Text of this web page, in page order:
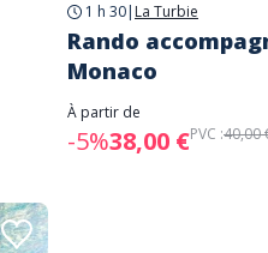
1 h 30| La Turbie
Rando
Monaco
À partir de
-5%38,00 €PVC :40,00